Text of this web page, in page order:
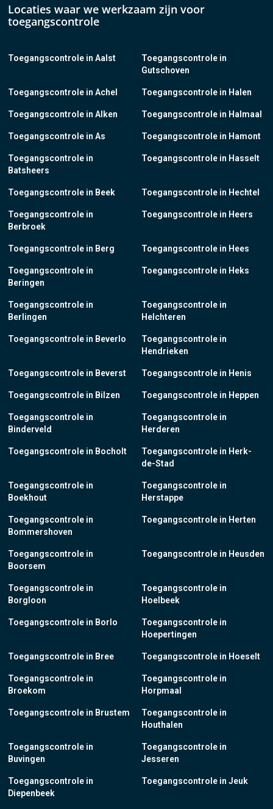
Locaties waar we werkzaam zijn voor
toegangscontrole
Toegangscontrole in Aalst
Toegangscontrole in Achel
Toegangscontrole in Alken
Toegangscontrole in As
Toegangscontrole in
Batsheers
Toegangscontrole in Beek
Toegangscontrole in
Berbroek
Toegangscontrole in Berg
Toegangscontrole in
Beringen
Toegangscontrole in
Berlingen
Toegangscontrole in Beverlo
Toegangscontrole in Beverst
Toegangscontrole in Bilzen
Toegangscontrole in
Binderveld
Toegangscontrole in Bocholt
Toegangscontrole in
Boekhout
Toegangscontrole in
Bommershoven
Toegangscontrole in
Boorsem
Toegangscontrole in
Borgloon
Toegangscontrole in Borlo
Toegangscontrole in Bree
Toegangscontrole in
Broekom
Toegangscontrole in Brustem
Toegangscontrole in
Buvingen
Toegangscontrole in
Diepenbeek
Toegangscontrole in
Gutschoven
Toegangscontrole in Halen
Toegangscontrole in Halmaal
Toegangscontrole in Hamont
Toegangscontrole in Hasselt
Toegangscontrole in Hechtel
Toegangscontrole in Heers
Toegangscontrole in Hees
Toegangscontrole in Heks
Toegangscontrole in
Helchteren
Toegangscontrole in
Hendrieken
Toegangscontrole in Henis
Toegangscontrole in Heppen
Toegangscontrole in
Herderen
Toegangscontrole in Herk-
de-Stad
Toegangscontrole in
Herstappe
Toegangscontrole in Herten
Toegangscontrole in Heusden
Toegangscontrole in
Hoelbeek
Toegangscontrole in
Hoepertingen
Toegangscontrole in Hoeselt
Toegangscontrole in
Horpmaal
Toegangscontrole in
Houthalen
Toegangscontrole in
Jesseren
Toegangscontrole in Jeuk